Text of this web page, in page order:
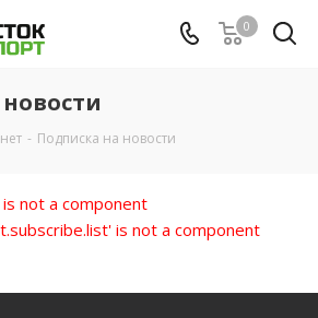
0
- Подписка на новости
not a component
is not a component